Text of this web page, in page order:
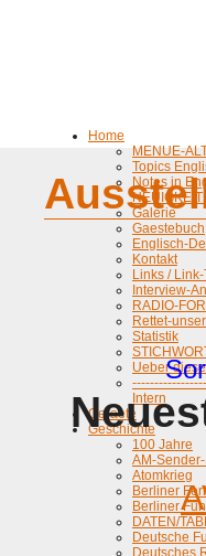
Home
MENUE-
Topics
Notes in
Galerie
Gaestebuch
Englisch-
Kontakt
Links /
Interview-
RADIO-
Rettet-
Statistik
Ueber
Intern
Geraete
Geschichte
100 Jahre
AM-
Atomkrieg
Berliner
Berliner
DATEN/
Deutsche
Deutsches